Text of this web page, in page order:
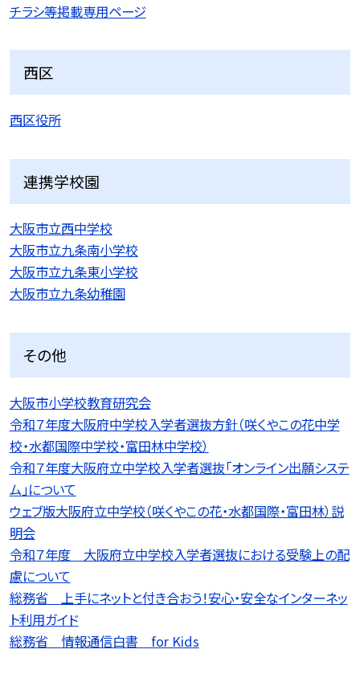
チラシ等掲載専用ページ
西区
西区役所
連携学校園
大阪市立西中学校
大阪市立九条南小学校
大阪市立九条東小学校
大阪市立九条幼稚園
その他
大阪市小学校教育研究会
令和７年度大阪府中学校入学者選抜方針（咲くやこの花中学
校・水都国際中学校・富田林中学校）
令和７年度大阪府立中学校入学者選抜「オンライン出願システ
ム」について
ウェブ版大阪府立中学校（咲くやこの花・水都国際・富田林）説
明会
令和７年度 大阪府立中学校入学者選抜における受験上の配
慮について
総務省 上手にネットと付き合おう！安心・安全なインターネッ
ト利用ガイド
総務省 情報通信白書 for Kids